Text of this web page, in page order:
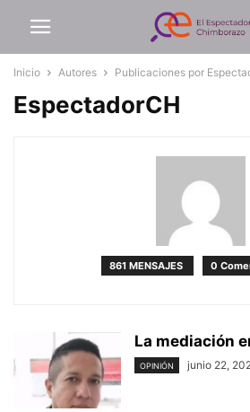
Inicio Autores Publicaciones por
EspectadorCH
861 MENSAJES 0
La mediación
OPINIÓN junio 22,